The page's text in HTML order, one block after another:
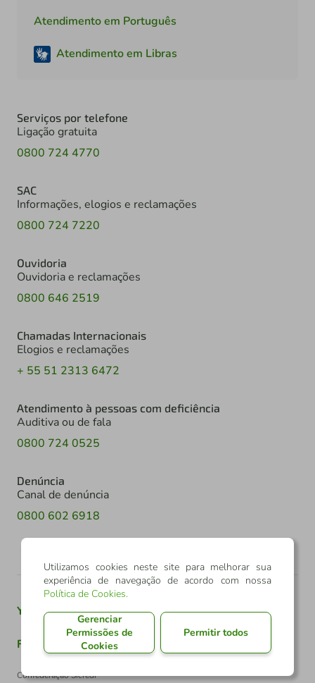
Atendimento em Português
Atendimento em Libras
Serviços por telefone
Ligação gratuita
0800 724 4770
SAC
Informações, elogios e reclamações
0800 724 7220
Ouvidoria
Ouvidoria e reclamações
0800 646 2519
Chamadas Internacionais
Elogios e reclamações
+ 55 51 2313 6472
Atendimento à pessoas com deficiência
Auditiva ou de fala
0800 724 0525
Denúncia
Canal de denúncia
0800 602 6918
Youtube Twitter Linkedin Instagram
Facebook TikTok
Confederação Sicredi
Utilizamos cookies neste site para melhorar sua
experiência de navegação de acordo com nossa
Política de Cookies.
Gerenciar
Permissões de
Cookies
Permitir todos